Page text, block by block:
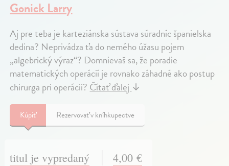
Gonick Larry
Aj pre teba je karteziánska sústava súradníc španielska
dedina? Neprivádza ťa do nemého úžasu pojem
„algebrický výraz“? Domnievaš sa, že poradie
matematických operácií je rovnako záhadné ako postup
chirurga pri operácii? Čítať ďalej ↓
Kúpiť Rezervovať v kníhkupectve
titul je vypredaný 4,00 €